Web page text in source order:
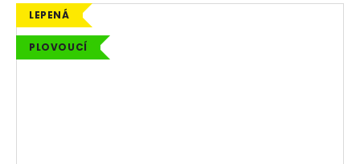
LEPENÁ
PLOVOUCÍ